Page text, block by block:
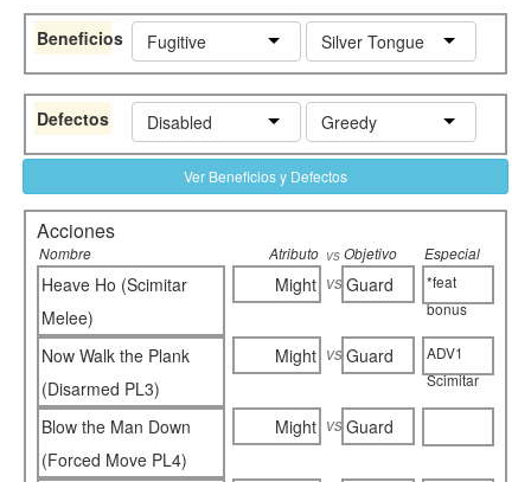
Beneficios Fugitive Silver Tongue
Defectos Disabled Greedy
Ver Beneficios y Defectos
Acciones
Nombre Atributo vs Objetivo Especial
Heave Ho (Scimitar
Melee)
Might vs Guard
*feat
bonus
Now Walk the Plank
(Disarmed PL3)
Might vs Guard
ADV1
Scimitar
Blow the Man Down
(Forced Move PL4)
Might vs Guard